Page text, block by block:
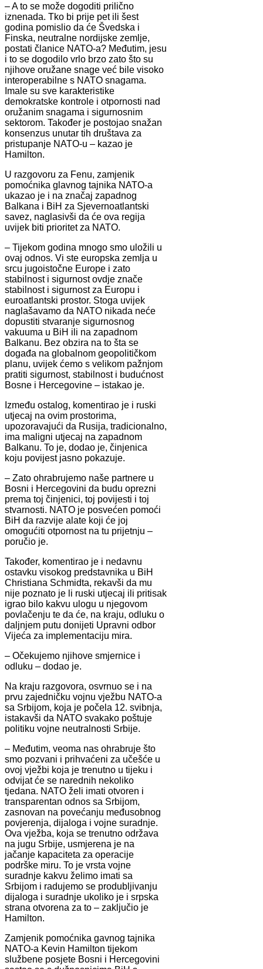
– A to se može dogoditi prilično
iznenada. Tko bi prije pet ili šest
godina pomislio da će Švedska i
Finska, neutralne nordijske zemlje,
postati članice NATO-a? Međutim, jesu
i to se dogodilo vrlo brzo zato što su
njihove oružane snage već bile visoko
interoperabilne s NATO snagama.
Imale su sve karakteristike
demokratske kontrole i otpornosti nad
oružanim snagama i sigurnosnim
sektorom. Također je postojao snažan
konsenzus unutar tih društava za
pristupanje NATO-u – kazao je
Hamilton.
U razgovoru za Fenu, zamjenik
pomoćnika glavnog tajnika NATO-a
ukazao je i na značaj zapadnog
Balkana i BiH za Sjevernoatlantski
savez, naglasivši da će ova regija
uvijek biti prioritet za NATO.
– Tijekom godina mnogo smo uložili u
ovaj odnos. Vi ste europska zemlja u
srcu jugoistočne Europe i zato
stabilnost i sigurnost ovdje znače
stabilnost i sigurnost za Europu i
euroatlantski prostor. Stoga uvijek
naglašavamo da NATO nikada neće
dopustiti stvaranje sigurnosnog
vakuuma u BiH ili na zapadnom
Balkanu. Bez obzira na to šta se
događa na globalnom geopolitičkom
planu, uvijek ćemo s velikom pažnjom
pratiti sigurnost, stabilnost i budućnost
Bosne i Hercegovine – istakao je.
Između ostalog, komentirao je i ruski
utjecaj na ovim prostorima,
upozoravajući da Rusija, tradicionalno,
ima maligni utjecaj na zapadnom
Balkanu. To je, dodao je, činjenica
koju povijest jasno pokazuje.
– Zato ohrabrujemo naše partnere u
Bosni i Hercegovini da budu oprezni
prema toj činjenici, toj povijesti i toj
stvarnosti. NATO je posvećen pomoći
BiH da razvije alate koji će joj
omogućiti otpornost na tu prijetnju –
poručio je.
Također, komentirao je i nedavnu
ostavku visokog predstavnika u BiH
Christiana Schmidta, rekavši da mu
nije poznato je li ruski utjecaj ili pritisak
igrao bilo kakvu ulogu u njegovom
povlačenju te da će, na kraju, odluku o
daljnjem putu donijeti Upravni odbor
Vijeća za implementaciju mira.
– Očekujemo njihove smjernice i
odluku – dodao je.
Na kraju razgovora, osvrnuo se i na
prvu zajedničku vojnu vježbu NATO-a
sa Srbijom, koja je počela 12. svibnja,
istakavši da NATO svakako poštuje
politiku vojne neutralnosti Srbije.
– Međutim, veoma nas ohrabruje što
smo pozvani i prihvaćeni za učešće u
ovoj vježbi koja je trenutno u tijeku i
odvijat će se narednih nekoliko
tjedana. NATO želi imati otvoren i
transparentan odnos sa Srbijom,
zasnovan na povećanju međusobnog
povjerenja, dijaloga i vojne suradnje.
Ova vježba, koja se trenutno održava
na jugu Srbije, usmjerena je na
jačanje kapaciteta za operacije
podrške miru. To je vrsta vojne
suradnje kakvu želimo imati sa
Srbijom i radujemo se produbljivanju
dijaloga i suradnje ukoliko je i srpska
strana otvorena za to – zaključio je
Hamilton.
Zamjenik pomoćnika gavnog tajnika
NATO-a Kevin Hamilton tijekom
službene posjete Bosni i Hercegovini